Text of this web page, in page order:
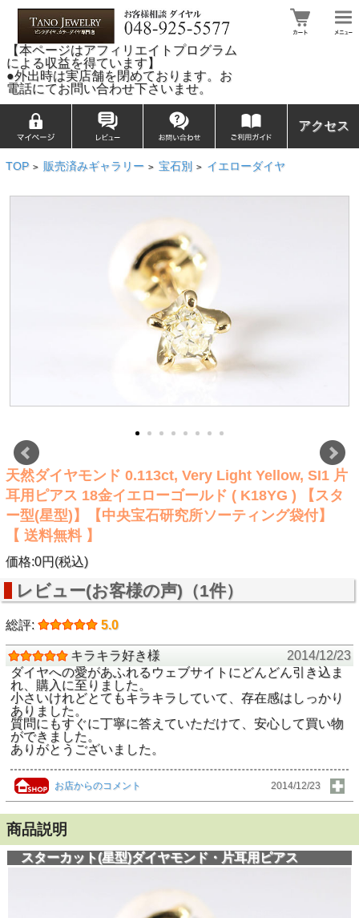
【本ページはアフィリエイトプログラム
による収益を得ています】
●外出時は実店舗を閉めております。お
電話にてお問い合わせ下さいませ。
アクセス
TOP > 販売済みギャラリー > 宝石別 > イエローダイヤ
天然ダイヤモンド 0.113ct, Very Light Yellow, SI1 片
耳用ピアス 18金イエローゴールド ( K18YG ) 【スタ
ー型(星型)】【中央宝石研究所ソーティング袋付】
【 送料無料 】
価格:0円(税込)
レビュー(お客様の声)（1件）
総評: 5.0
キラキラ好き様
2014/12/23
ダイヤへの愛があふれるウェブサイトにどんどん引き込ま
れ、購入に至りました。
小さいけれどとてもキラキラしていて、存在感はしっかり
ありました。
質問にもすぐに丁寧に答えていただけて、安心して買い物
ができました。
ありがとうございました。
お店からのコメント 2014/12/23
商品説明
スターカット(星型)ダイヤモンド・片耳用ピアス